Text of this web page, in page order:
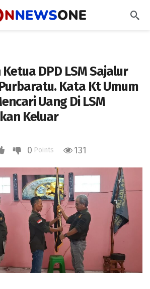
DPD LSM Sajalur
Kata Kt Umum
Uang Di LSM
Keluar
0 Points 131